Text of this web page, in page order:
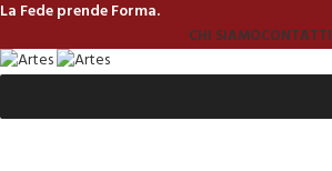
La Fede prende Forma.
CHI SIAMOCONTATTI